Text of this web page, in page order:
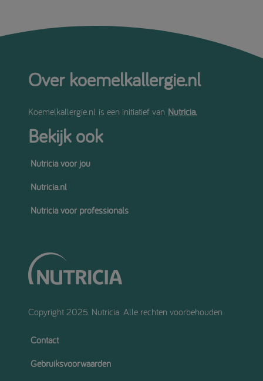
Over koemelkallergie.nl
Koemelkallergie.nl is een initiatief van Nutricia.
Bekijk ook
Nutricia voor jou
Nutricia.nl
Nutricia voor professionals
Copyright 2025. Nutricia. Alle rechten voorbehouden
Contact
Gebruiksvoorwaarden